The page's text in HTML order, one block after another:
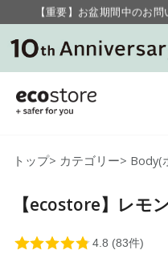
【重要】お盆期間中のお
毎月お得にポイントが貯
トップ> カテゴリー> Body(
【ecostore】レモ